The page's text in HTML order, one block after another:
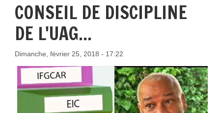
CONSEIL DE DISCIPLINE
DE L'UAG...
Dimanche, février 25, 2018 - 17:22